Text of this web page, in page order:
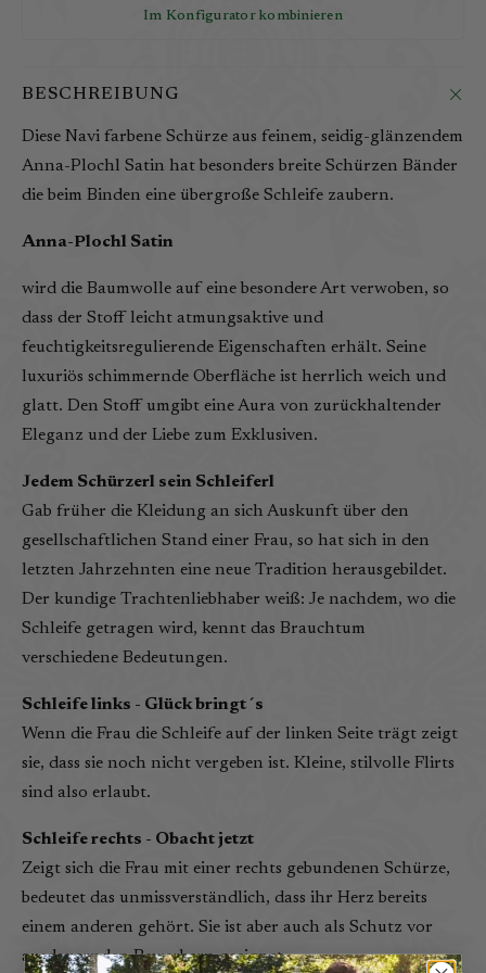
Im Konfigurator kombinieren
BESCHREIBUNG
Diese Navi farbene Schürze aus feinem, seidig-glänzendem
Anna-Plochl Satin hat besonders breite Schürzen Bänder
die beim Binden eine übergroße Schleife zaubern.
Anna-Plochl Satin
wird die Baumwolle auf eine besondere Art verwoben, so
dass der Stoff leicht atmungsaktive und
feuchtigkeitsregulierende Eigenschaften erhält. Seine
luxuriös schimmernde Oberfläche ist herrlich weich und
glatt. Den Stoff umgibt eine Aura von zurückhaltender
Eleganz und der Liebe zum Exklusiven.
Jedem Schürzerl sein Schleiferl
Gab früher die Kleidung an sich Auskunft über den
gesellschaftlichen Stand einer Frau, so hat sich in den
letzten Jahrzehnten eine neue Tradition herausgebildet.
Der kundige Trachtenliebhaber weiß: Je nachdem, wo die
Schleife getragen wird, kennt das Brauchtum
verschiedene Bedeutungen.
Schleife links - Glück bringt´s
Wenn die Frau die Schleife auf der linken Seite trägt zeigt
sie, dass sie noch nicht vergeben ist. Kleine, stilvolle Flirts
sind also erlaubt.
Schleife rechts - Obacht jetzt
Zeigt sich die Frau mit einer rechts gebundenen Schürze,
bedeutet das unmissverständlich, dass ihr Herz bereits
einem anderen gehört. Sie ist aber auch als Schutz vor
ausdauernden Bewerbern geeignet.